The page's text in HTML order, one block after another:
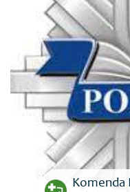
Komenda